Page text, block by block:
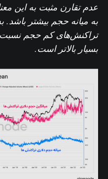
عدم تقارن مثبت به این
به میانه حجم بیشتر باشد.
تراکنش‌های کم حجم
بسیار بالاتر است.